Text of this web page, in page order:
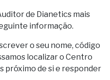
de Dianetics mais
informação.
o seu nome, código
localizar o Centro
próximo de si e responder